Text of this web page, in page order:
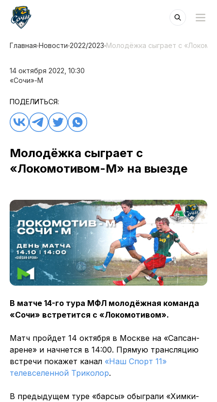
Главная Новости 2022/2023 Молодёжка сыграет с
14 октября 2022, 10:30
«Сочи»-М
ПОДЕЛИТЬСЯ:
Молодёжка сыграет с
«Локомотивом-М» на выезде
В матче 14-го тура МФЛ молодёжная команда
«Сочи» встретится с «Локомотивом».
Матч пройдет 14 октября в Москве на «Сапсан-
арене» и начнется в 14:00. Прямую трансляцию
встречи покажет канал «Наш Спорт 11»
телевселенной Триколор.
В предыдущем туре «барсы» обыграли «Химки-